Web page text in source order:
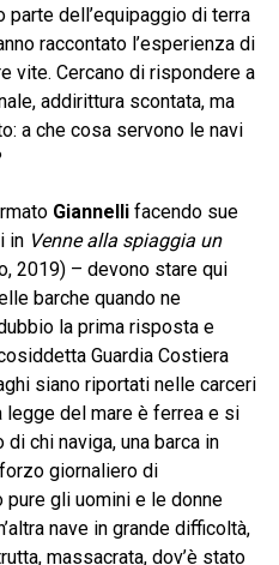
parte dell’equipaggio di terra
raccontato l’esperienza di
vite. Cercano di rispondere a
addirittura scontata, ma
a che cosa servono le navi
Giannellifacendo sue
in Venne alla spiaggia un
2019) – devono stare qui
barche quando ne
la prima risposta e
Guardia Costiera
siano riportati nelle carceri
del mare è ferrea e si
chi naviga, una barca in
giornaliero di
gli uomini e le donne
nave in grande difficoltà,
massacrata, dov’è stato